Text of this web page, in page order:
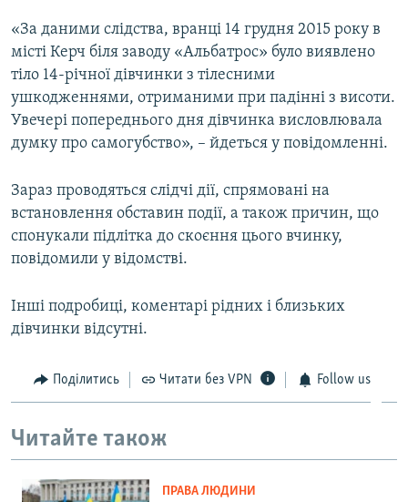
ІНФОГРАФІКА
ДОЛУЧАЙСЯ!
Усі сайти RFE/RL
«За даними слідства, вранці 14 грудня 2015 року в
місті Керч біля заводу «Альбатрос» було виявлено
тіло 14-річної дівчинки з тілесними
ушкодженнями, отриманими при падінні з висоти.
Увечері попереднього дня дівчинка висловлювала
думку про самогубство», – йдеться у повідомленні.
Зараз проводяться слідчі дії, спрямовані на
встановлення обставин події, а також причин, що
спонукали підлітка до скоєння цього вчинку,
повідомили у відомстві.
Інші подробиці, коментарі рідних і близьких
дівчинки відсутні.
Поділитись Читати без VPN Follow us
Читайте також
ПРАВА ЛЮДИНИ